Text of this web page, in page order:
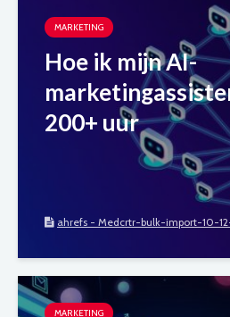
MARKETING
Hoe ik mijn AI-
200+ uur
ahrefs - Medcrtr-bulk-import-10-
MARKETING